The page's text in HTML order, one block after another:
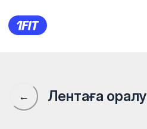
ALA fit — Yoga
← Лентаға оралу